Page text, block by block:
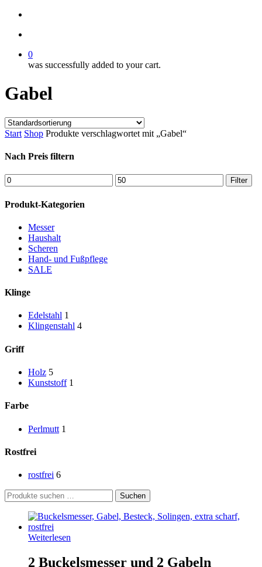
0
was successfully added to your cart.
Gabel
Start Shop Produkte verschlagwortet mit „Gabel“
Nach Preis filtern
Min.
Preis
Max.
Preis
Filter
Produkt-Kategorien
Messer
Haushalt
Scheren
Hand- und Fußpflege
SALE
Klinge
Edelstahl 1
Klingenstahl 4
Griff
Holz 5
Kunststoff 1
Farbe
Perlmutt 1
Rostfrei
rostfrei 6
Suchen
nach:
Suchen
Weiterlesen
2 Buckelsmesser und 2 Gabeln